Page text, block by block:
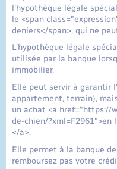
l'hypothèque légale
le <span
deniers</span>, qui ne
L'hypothèque légale
utilisée par la banque
immobilier.
Elle peut servir à garantir
appartement, terrain),
un achat <a href="https://
de-chien/
</a>.
Elle permet à la banque
remboursez pas votre